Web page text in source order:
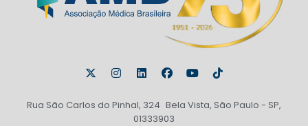
Rua São Carlos do Pinhal, 324 Bela Vista, São Paulo - SP,
01333903